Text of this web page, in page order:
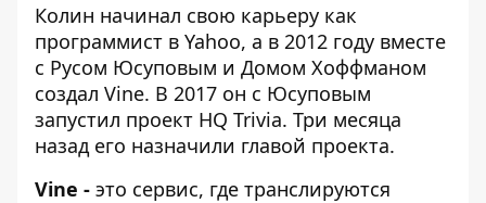
Колин начинал свою карьеру как
программист в Yahoo, а в 2012 году вместе
с Русом Юсуповым и Домом Хоффманом
создал Vine. В 2017 он с Юсуповым
запустил проект HQ Trivia. Три месяца
назад его назначили главой проекта.
Vine - это сервис, где транслируются